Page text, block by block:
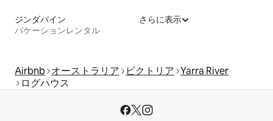
ジンダバイン
バケーションレンタル
さらに表示
Airbnb オーストラリア ビクトリア Yarra River
ログハウス